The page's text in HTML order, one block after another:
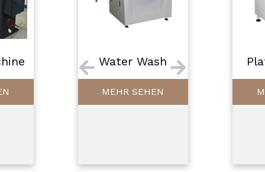
Plate Cleaners
MEHR SEHEN